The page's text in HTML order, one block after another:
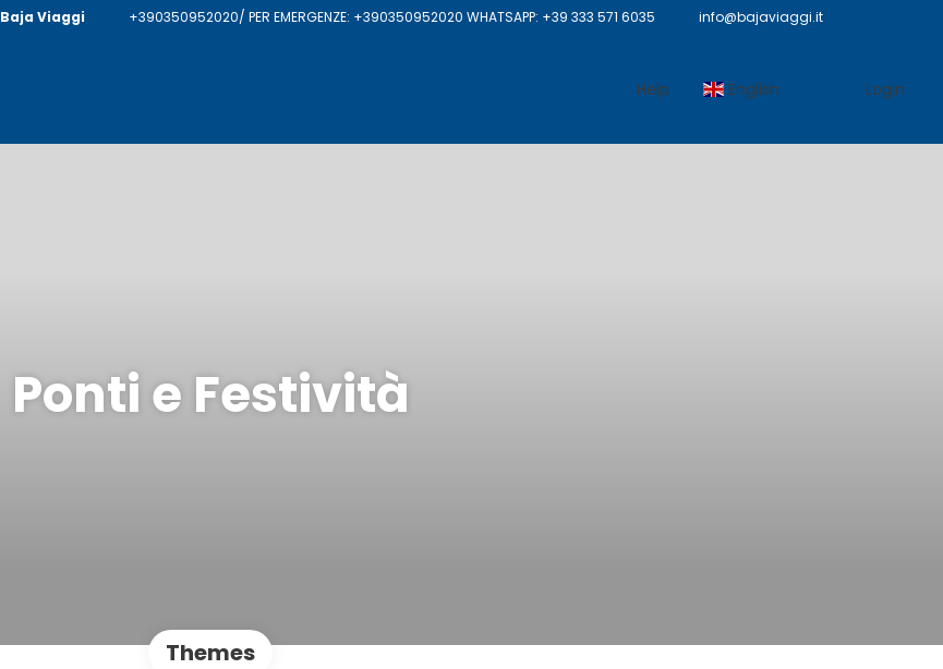
Baja Viaggi +390350952020/ PER EMERGENZE: +390350952020 WHATSAPP: +39 333 571 6035 info@bajaviaggi.it
Help English Login
Ponti e Festività
Themes